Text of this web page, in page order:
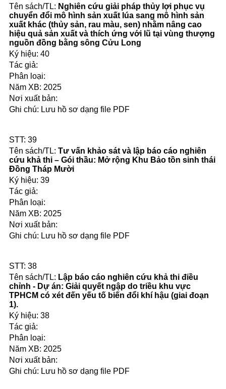
Nghiên cứu giải pháp thủy lợi phục vụ
chuyển đổi mô hình sản xuất lúa sang mô hình sản
xuất khác (thủy sản, rau màu, sen) nhằm nâng cao
hiệu quả sản xuất và thích ứng với lũ tại vùng thượng
nguồn đồng bằng sông Cửu Long
40
2025
Lưu hồ sơ dạng file PDF
39
Tư vấn khảo sát và lập báo cáo nghiên
cứu khả thi – Gói thầu: Mở rộng Khu Bảo tồn sinh thái
Đồng Tháp Mười
39
2025
Lưu hồ sơ dạng file PDF
38
Lập báo cáo nghiên cứu khả thi điều
chỉnh - Dự án: Giải quyết ngập do triều khu vực
TPHCM có xét đến yếu tố biến đổi khí hậu (giai đoạn
1).
38
2025
Lưu hồ sơ dạng file PDF